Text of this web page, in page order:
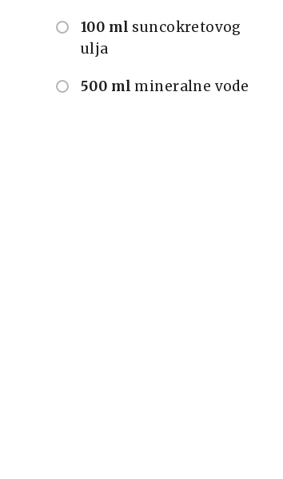
100 ml suncokretovog
ulja
500 ml mineralne vode